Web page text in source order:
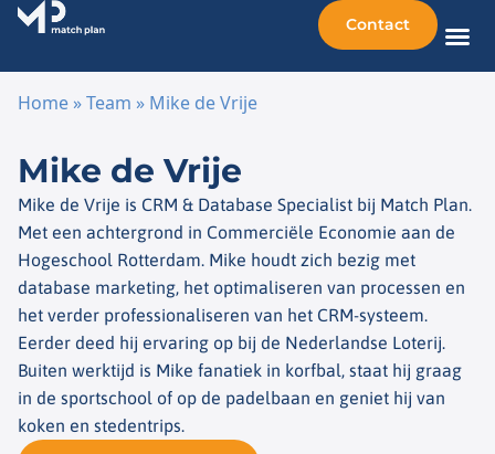
Contact
Home »Team » Mike de Vrije
Mike de Vrije
Mike de Vrije is CRM & Database Specialist bij Match Plan.
Met een achtergrond in Commerciële Economie aan de
Hogeschool Rotterdam. Mike houdt zich bezig met
database marketing, het optimaliseren van processen en
het verder professionaliseren van het CRM-systeem.
Eerder deed hij ervaring op bij de Nederlandse Loterij.
Buiten werktijd is Mike fanatiek in korfbal, staat hij graag
in de sportschool of op de padelbaan en geniet hij van
koken en stedentrips.